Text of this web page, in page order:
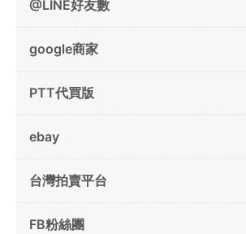
@LINE好友數
google商家
PTT代買版
ebay
台灣拍賣平台
FB粉絲團